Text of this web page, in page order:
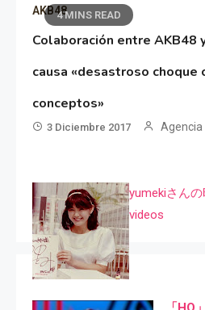
4 MINS READ
AKB48
Colaboración entre AKB48
causa «desastroso choque
conceptos»
3 Diciembre 2017 Agencia
yumekiさん
videos